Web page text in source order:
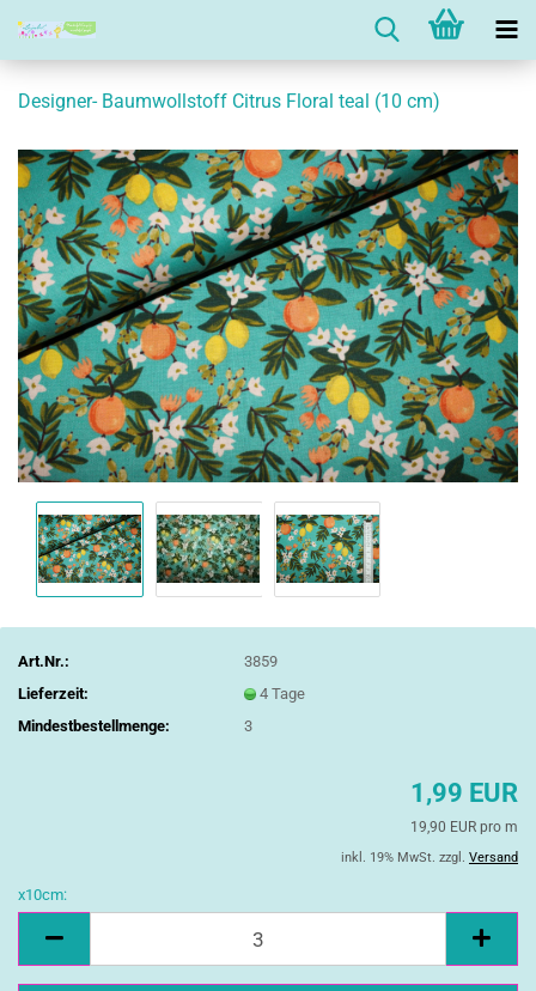
Designer- Baumwollstoff Citrus Floral teal (10 cm)
Art.Nr.:
3859
Lieferzeit:
4 Tage
Mindestbestellmenge:
3
1,99 EUR
19,90 EUR pro m
inkl. 19% MwSt. zzgl. Versand
x10cm: